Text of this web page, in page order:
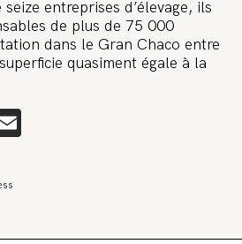
entreprises d’élevage, ils
de plus de 75 000
dans le Gran Chaco entre
quasiment égale à la
Une
d’anéantir La
🤯
comment cela s’appelle ?
tort ? Avoir voulu protéger
pour sa santé. Et aujourd’hui elle
Pour nous sauver, nous lançons
de soutien avec un premier